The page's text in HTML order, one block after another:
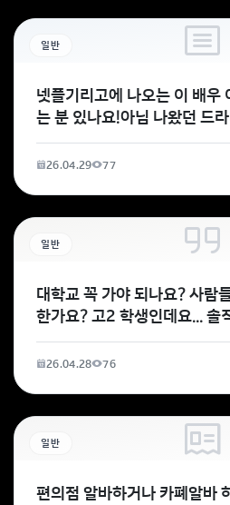
일반
넷플기리고에 나오는 이 배우
는 분 있나요!아님 나왔던 드
26.04.29 77
일반
대학교 꼭 가야 되나요? 사람
한가요? 고2 학생인데요... 솔
되는지 잘 모르겠어요.가야된
26.04.28 76
일반
편의점 알바하거나 카폐알바